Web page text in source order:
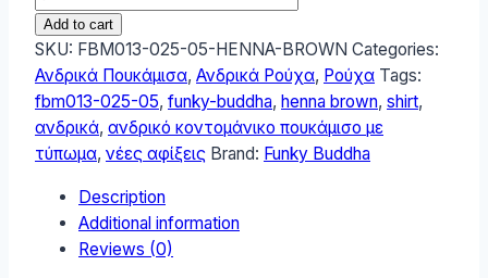
Buddha
Ανδρικό
κοντομάνικο
πουκάμισο
με
τύπωμα
Brown
FBM013-
025-
Add to cart
SKU: FBM013-025-05-HENNA-BROWN Categories:
Ανδρικά Πουκάμισα, Ανδρικά Ρούχα, Ρούχα Tags:
fbm013-025-05, funky-buddha, henna brown, shirt,
ανδρικά, ανδρικό κοντομάνικο πουκάμισο με
τύπωμα, νέες αφίξεις Brand: Funky Buddha
Description
Additional information
Reviews (0)